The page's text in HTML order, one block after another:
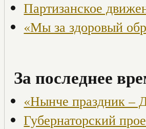
Партизанское
«Мы за здоровый
За последнее
«Нынче праздник –
Губернаторский